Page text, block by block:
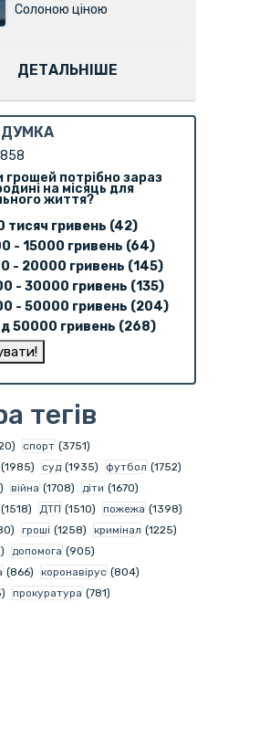
Солоною ціною
ДЕТАЛЬНІШЕ
858
грошей потрібно зараз
на місяць для
життя?
тисяч гривень (42)
- 15000 гривень (64)
- 20000 гривень (145)
- 30000 гривень (135)
- 50000 гривень (204)
50000 гривень (268)
тегів
спорт (3751)
(1985) суд (1935) футбол (1752)
війна (1708) діти (1670)
(1518) ДТП (1510) пожежа (1398)
гроші (1258) кримінал (1225)
допомога (905)
(866) коронавірус (804)
прокуратура (781)